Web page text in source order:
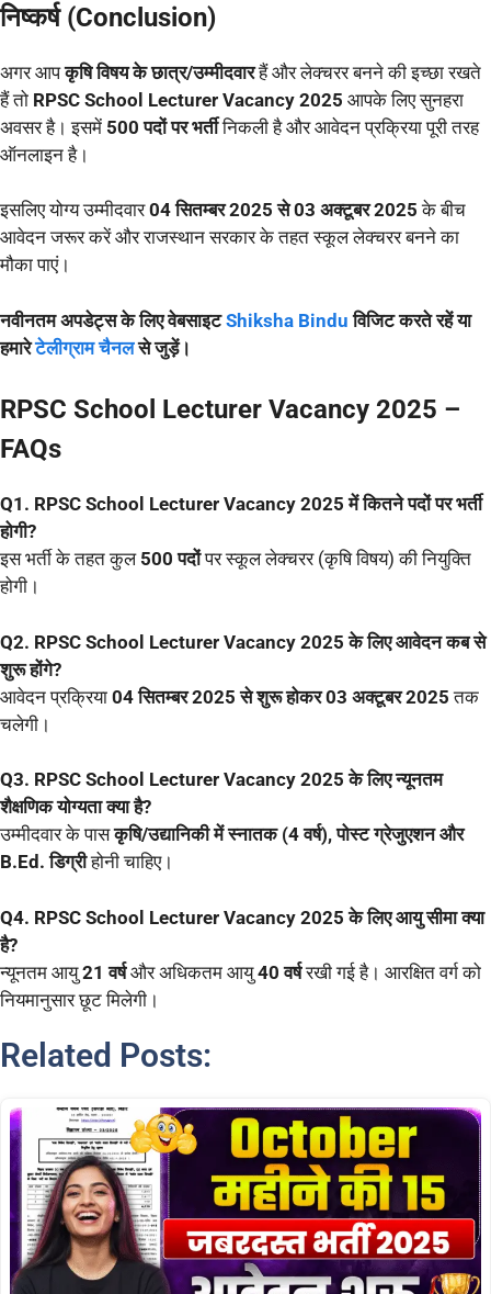
निष्कर्ष (Conclusion)
अगर आपकृषि विषय के छात्र/उम्मीदवारहैं और लेक्चरर बनने की इच्छा रखते
हैं तो RPSC School Lecturer Vacancy 2025 आपके लिए सुनहरा
अवसर है। इसमें 500 पदों पर भर्तीनिकली है और आवेदन प्रक्रिया पूरी तरह
ऑनलाइन है।
इसलिए योग्य उम्मीदवार04 सितम्बर 2025 से 03 अक्टूबर 2025 के बीच
आवेदन जरूर करें और राजस्थान सरकार के तहत स्कूल लेक्चरर बनने का
मौका पाएं।
नवीनतम अपडेट्स के लिए वेबसाइटShiksha Bindu विजिट करते रहें या
हमारेटेलीग्राम चैनल से जुड़ें।
RPSC School Lecturer Vacancy 2025 –
FAQs
Q1. RPSC School Lecturer Vacancy 2025 में कितने पदों पर भर्ती
होगी?
इस भर्ती के तहत कुल 500 पदोंपर स्कूल लेक्चरर (कृषि विषय) की नियुक्ति
होगी।
Q2. RPSC School Lecturer Vacancy 2025 के लिए आवेदन कब से
शुरू होंगे?
आवेदन प्रक्रिया 04 सितम्बर 2025 से शुरू होकर 03 अक्टूबर 2025 तक
चलेगी।
Q3. RPSC School Lecturer Vacancy 2025 के लिए न्यूनतम
शैक्षणिक योग्यता क्या है?
उम्मीदवार के पासकृषि/उद्यानिकी में स्नातक (4 वर्ष), पोस्ट ग्रेजुएशन और
B.Ed. डिग्रीहोनी चाहिए।
Q4. RPSC School Lecturer Vacancy 2025 के लिए आयु सीमा क्या
है?
न्यूनतम आयु21 वर्षऔर अधिकतम आयु40 वर्षरखी गई है। आरक्षित वर्ग को
नियमानुसार छूट मिलेगी।
Related Posts: